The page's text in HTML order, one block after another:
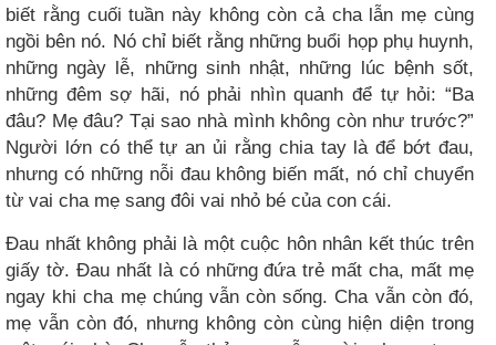
biết rằng cuối tuần này không còn cả cha lẫn mẹ cùng
ngồi bên nó. Nó chỉ biết rằng những buổi họp phụ huynh,
những ngày lễ, những sinh nhật, những lúc bệnh sốt,
những đêm sợ hãi, nó phải nhìn quanh để tự hỏi: “Ba
đâu? Mẹ đâu? Tại sao nhà mình không còn như trước?”
Người lớn có thể tự an ủi rằng chia tay là để bớt đau,
nhưng có những nỗi đau không biến mất, nó chỉ chuyển
từ vai cha mẹ sang đôi vai nhỏ bé của con cái.
Đau nhất không phải là một cuộc hôn nhân kết thúc trên
giấy tờ. Đau nhất là có những đứa trẻ mất cha, mất mẹ
ngay khi cha mẹ chúng vẫn còn sống. Cha vẫn còn đó,
mẹ vẫn còn đó, nhưng không còn cùng hiện diện trong